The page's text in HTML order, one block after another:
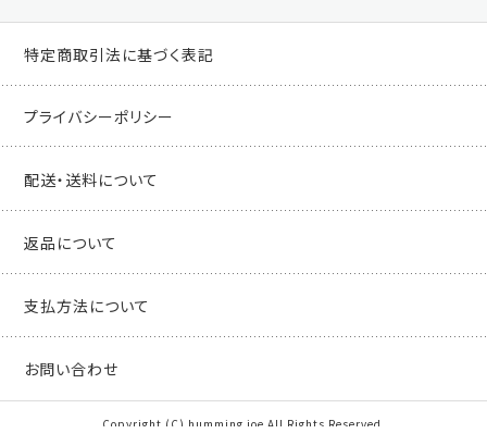
特定商取引法に基づく表記
プライバシーポリシー
配送・送料について
返品について
支払方法について
お問い合わせ
Copyright (C) humming joe All Rights Reserved.